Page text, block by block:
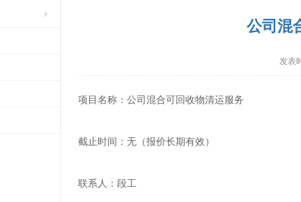
公司混
发表
项目名称：公司混合可回收物清运服务
截止时间：无（报价长期有效）
联系人：段工